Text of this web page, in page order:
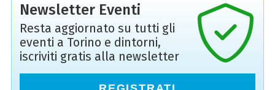
Newsletter Eventi
Resta aggiornato su tutti gli
eventi a Torino e dintorni,
iscriviti gratis alla newsletter